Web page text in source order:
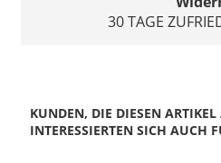
30 TAGE
KUNDEN, DIE DIESEN
INTERESSIERTEN SICH AUCH